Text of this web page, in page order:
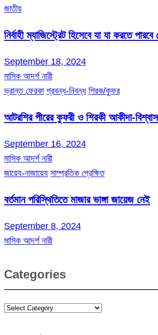
জাতীয়
নির্বাহী ম্যাজিস্ট্রেট হিসেবে যা যা করতে পারবে
September 18, 2024
মাসিক আদর্শ নারী
ভ্রান্ত ফেরকা প্রবন্ধ-নিবন্ধ শিরক/কুফর
আটরশির পীরের কুফরী ও শিরকী আকীদা-বিশ্বাস
September 16, 2024
মাসিক আদর্শ নারী
জায়েয-নাজায়েয সাম্প্রতিক প্রেক্ষিত
বর্তমান পরিস্থিতিতে মাজার ভাঙ্গা জায়েজ নেই
September 8, 2024
মাসিক আদর্শ নারী
Categories
Categories